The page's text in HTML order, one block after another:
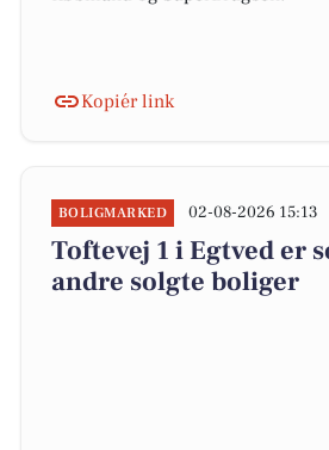
Kopiér link
BOLIGMARKED 02-08-2026 15:13
Toftevej 1 i Egtved er
andre solgte boliger